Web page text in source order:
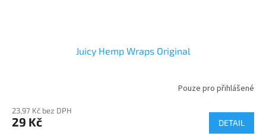
Juicy Hemp Wraps Original
Pouze pro přihlášené
23,97 Kč bez DPH
29 Kč DETAIL